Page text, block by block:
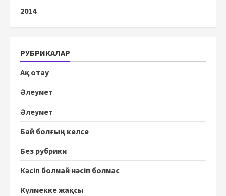
2014
РУБРИКАЛАР
Ақ отау
Әлеумет
Әлеумет
Бай болғың келсе
Без рубрики
Кәсіп болмай нәсіп болмас
Күлмекке жақсы